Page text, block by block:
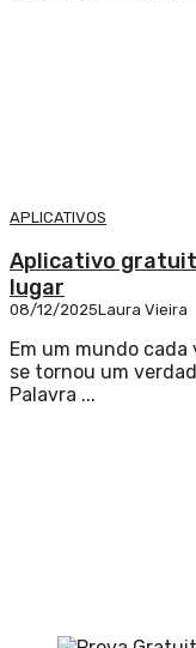
APLICATIVOS
Aplicativo
lugar
08/12/2025Laura Vieira
Em um mundo
se tornou um
Palavra ...